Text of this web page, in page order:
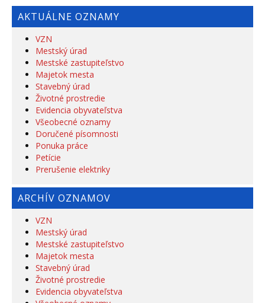
AKTUÁLNE OZNAMY
VZN
Mestský úrad
Mestské zastupiteľstvo
Majetok mesta
Stavebný úrad
Životné prostredie
Evidencia obyvateľstva
Všeobecné oznamy
Doručené písomnosti
Ponuka práce
Petície
Prerušenie elektriky
ARCHÍV OZNAMOV
VZN
Mestský úrad
Mestské zastupiteľstvo
Majetok mesta
Stavebný úrad
Životné prostredie
Evidencia obyvateľstva